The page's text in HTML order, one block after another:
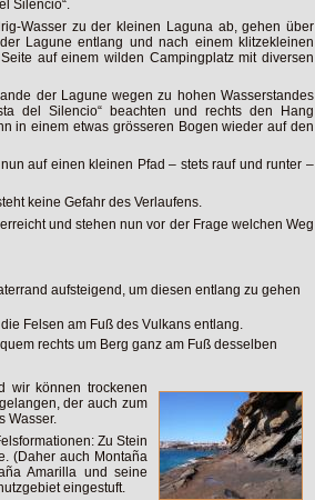
Silencio“.
Wasser zu der kleinen Laguna ab, gehen über
Lagune entlang und nach einem klitzekleinen
auf einem wilden Campingplatz mit diversen
der Lagune wegen zu hohen Wasserstandes
del Silencio“ beachten und rechts den Hang
in einem etwas grösseren Bogen wieder auf den
auf einen kleinen Pfad – stets rauf und runter –
keine Gefahr des Verlaufens.
und stehen nun vor der Frage welchen Weg
aufsteigend, um diesen entlang zu gehen
Felsen am Fuß des Vulkans entlang.
rechts um Berg ganz am Fuß desselben
wir können trockenen
der auch zum
Wasser.
Zu Stein
(Daher auch Montaña
Amarilla und seine
eingestuft.